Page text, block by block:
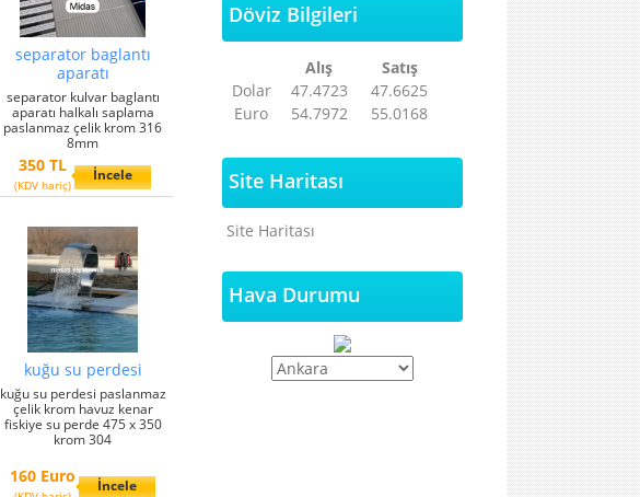
separator baglantı
aparatı
separator kulvar baglantı
aparatı halkalı saplama
paslanmaz çelik krom 316
8mm
350 TL
(KDV hariç)
İncele
kuğu su perdesi
kuğu su perdesi paslanmaz
çelik krom havuz kenar
fiskiye su perde 475 x 350
krom 304
160 Euro İncele
Döviz Bilgileri
Alış
Satış
Dolar
47.4723
47.6625
Euro
54.7972 55.0168
Site Haritası
Site Haritası
Hava Durumu